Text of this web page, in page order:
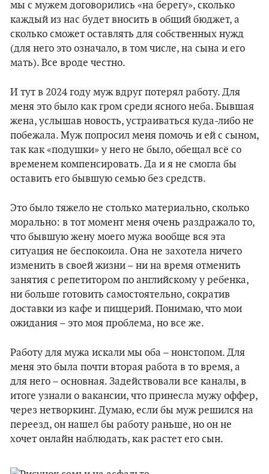
мы с мужем договорились «на берегу», сколько
каждый из нас будет вносить в общий бюджет, а
сколько сможет оставлять для собственных нужд
(для него это означало, в том числе, на сына и его
мать). Все вроде честно.
И тут в 2024 году муж вдруг потерял работу. Для
меня это было как гром среди ясного неба. Бывшая
жена, услышав новость, устраиваться куда-либо не
побежала. Муж попросил меня помочь и ей с сыном,
так как «подушки» у него не было, обещал всё со
временем компенсировать. Да и я не смогла бы
оставить его бывшую семью без средств.
Это было тяжело не столько материально, сколько
морально: в тот момент меня очень раздражало то,
что бывшую жену моего мужа вообще вся эта
ситуация не беспокоила. Она не захотела ничего
изменить в своей жизни – ни на время отменить
занятия с репетитором по английскому у ребенка,
ни больше готовить самостоятельно, сократив
доставки из кафе и пиццерий. Понимаю, что мои
ожидания – это моя проблема, но все же.
Работу для мужа искали мы оба – нонстопом. Для
меня это была почти вторая работа в то время, а
для него – основная. Задействовали все каналы, в
итоге узнали о вакансии, что принесла мужу оффер,
через нетворкинг. Думаю, если бы муж решился на
переезд, он нашел бы работу раньше, но он не
хочет онлайн наблюдать, как растет его сын.